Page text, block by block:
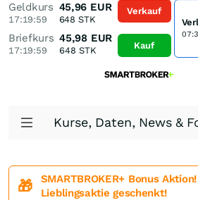
Geldkurs
17:19:59
45,96 EUR
648 STK
Briefkurs
17:19:59
45,98 EUR
648 STK
Verkauf
Kauf
Kurse, Daten, News &
🎁
SMARTBROKER+ Bonus
Lieblingsaktie geschenkt!